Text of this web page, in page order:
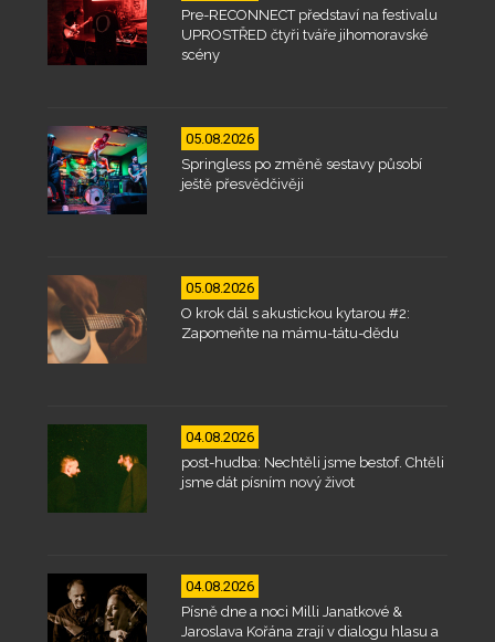
Pre-RECONNECT představí na festivalu
UPROSTŘED čtyři tváře jihomoravské
scény
05.08.2026
Springless po změně sestavy působí
ještě přesvědčivěji
05.08.2026
O krok dál s akustickou kytarou #2:
Zapomeňte na mámu-tátu-dědu
04.08.2026
post-hudba: Nechtěli jsme bestof. Chtěli
jsme dát písním nový život
04.08.2026
Písně dne a noci Milli Janatkové &
Jaroslava Kořána zrají v dialogu hlasu a